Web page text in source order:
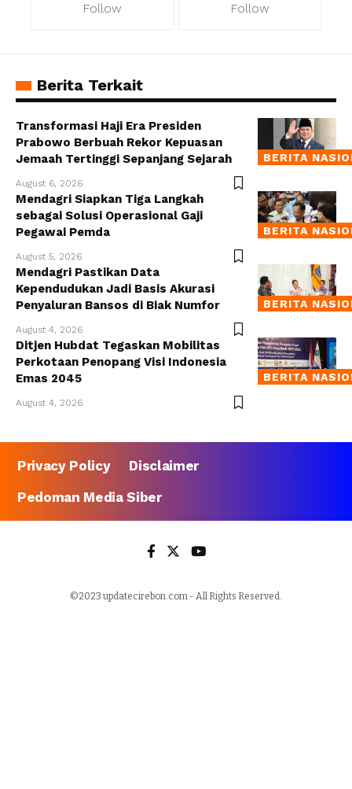
Follow Follow
Berita Terkait
BERITA
Transformasi Haji Era Presiden
Prabowo Berbuah Rekor Kepuasan
Jemaah Tertinggi Sepanjang Sejarah
August 6, 2026
BERITA
Mendagri Siapkan Tiga Langkah
sebagai Solusi Operasional Gaji
Pegawai Pemda
August 5, 2026
BERITA
Mendagri Pastikan Data
Kependudukan Jadi Basis Akurasi
Penyaluran Bansos di Biak Numfor
August 4, 2026
BERITA
Ditjen Hubdat Tegaskan Mobilitas
Perkotaan Penopang Visi Indonesia
Emas 2045
August 4, 2026
Privacy Policy
Disclaimer
Pedoman Media Siber
©2023 updatecirebon.com - All Rights Reserved.